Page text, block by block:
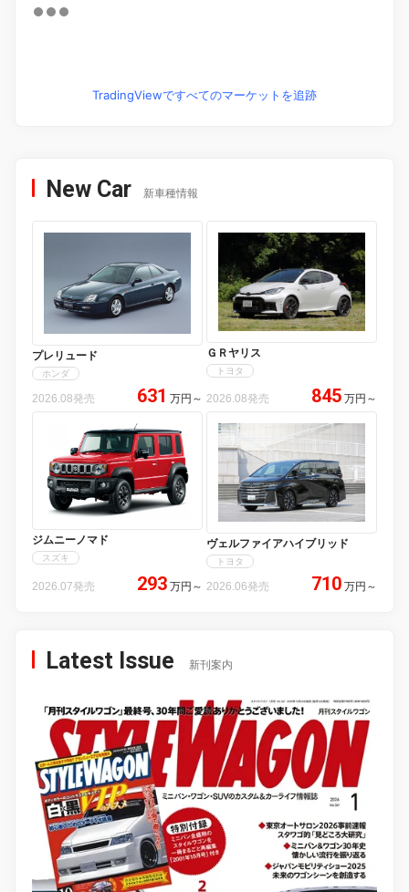
TradingViewですべてのマーケットを追跡
New Car 新車種情報
プレリュード
ホンダ
2026.08発売 631 万円 ～
ＧＲヤリス
トヨタ
2026.08発売 845 万円 ～
ジムニーノマド
スズキ
2026.07発売 293 万円 ～
ヴェルファイアハイブリッド
トヨタ
2026.06発売 710 万円 ～
Latest Issue 新刊案内